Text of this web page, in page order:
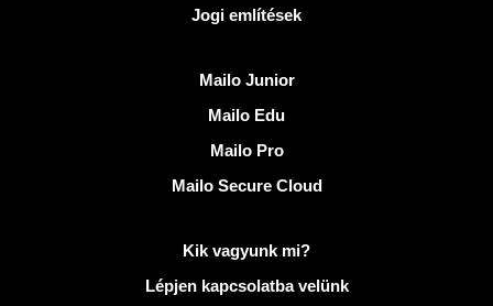
Jogi említések
Mailo Junior
Mailo Edu
Mailo Pro
Mailo Secure Cloud
További információ: MailoKik vagyunk mi?
Lépjen kapcsolatba velünk